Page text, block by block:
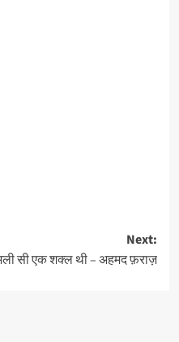
Next:
सी एक शक्ल थी – अहमद फ़राज़